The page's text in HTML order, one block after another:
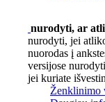
nurodyti, ar
nurodyti, jei
nuorodas į
versijose
jei kuriate
Ženklinimo